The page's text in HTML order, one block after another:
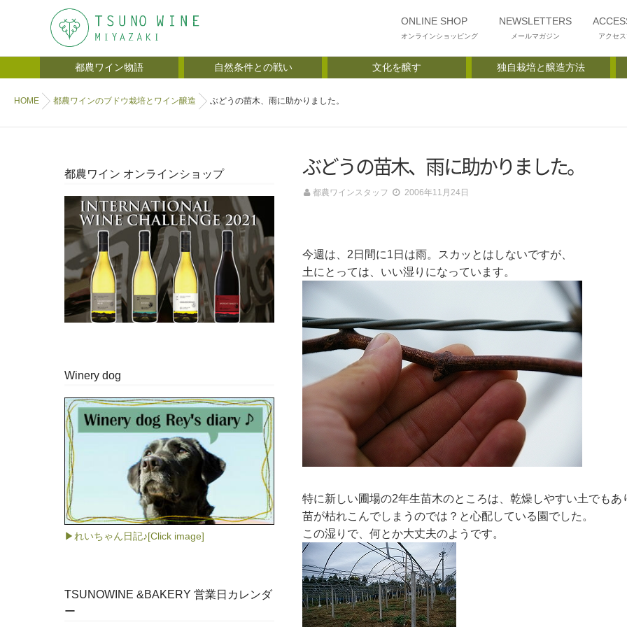
ONLINE SHOP
オンラインショッピング
NEWSLETTERS
メールマガジン アクセ
都農ワイン物語 自然条件との戦い 文化を醸す 独自栽培と醸造方法
HOME 都農ワインのブドウ栽培とワイン醸造 ぶどうの苗木、雨に助かりました。
ぶどうの苗木、雨に助かりました。
都農ワインスタッフ 2006年11月24日
今週は、2日間に1日は雨。スカッとはしないですが、
土にとっては、いい湿りになっています。
特に新しい圃場の2年生苗木のところは、乾燥しやすい土でもあ
苗が枯れこんでしまうのでは？と心配している園でした。
この湿りで、何とか大丈夫のようです。
都農ワイン オンラインショップ
Winery dog
▶れいちゃん日記♪[Click image]
TSUNOWINE &BAKERY 営業日カレンダ
ー